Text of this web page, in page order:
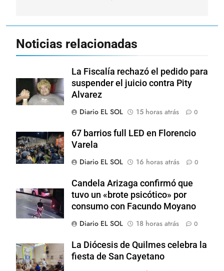
Noticias relacionadas
La Fiscalía rechazó el pedido para
suspender el juicio contra Pity
Alvarez
Diario EL SOL
15 horas atrás 0
67 barrios full LED en Florencio
Varela
Diario EL SOL
16 horas atrás 0
Candela Arizaga confirmó que
tuvo un «brote psicótico» por
consumo con Facundo Moyano
Diario EL SOL
18 horas atrás 0
La Diócesis de Quilmes celebra la
fiesta de San Cayetano